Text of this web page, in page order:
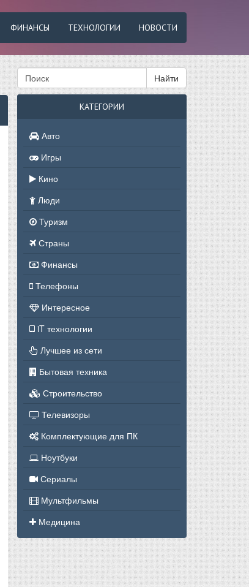
ФИНАНСЫ ТЕХНОЛОГИИ НОВОСТИ
Найти
КАТЕГОРИИ
Авто
Игры
Кино
Люди
Туризм
Страны
Финансы
Телефоны
Интересное
iT технологии
Лучшее из сети
Бытовая техника
Строительство
Телевизоры
Комплектующие для ПК
Ноутбуки
Сериалы
Мультфильмы
Медицина